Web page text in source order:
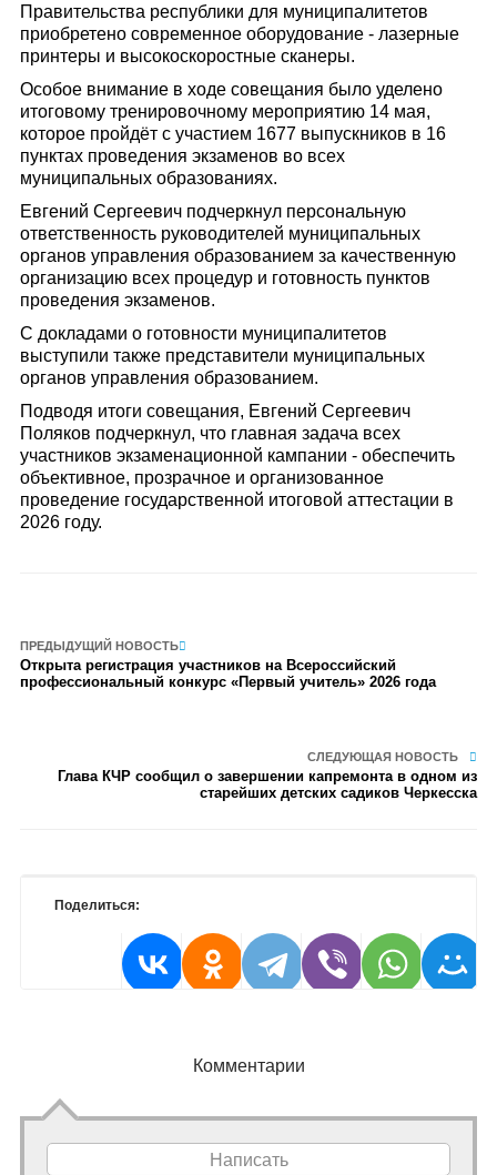
Правительства республики для муниципалитетов
приобретено современное оборудование - лазерные
принтеры и высокоскоростные сканеры.
Особое внимание в ходе совещания было уделено
итоговому тренировочному мероприятию 14 мая,
которое пройдёт с участием 1677 выпускников в 16
пунктах проведения экзаменов во всех
муниципальных образованиях.
Евгений Сергеевич подчеркнул персональную
ответственность руководителей муниципальных
органов управления образованием за качественную
организацию всех процедур и готовность пунктов
проведения экзаменов.
С докладами о готовности муниципалитетов
выступили также представители муниципальных
органов управления образованием.
Подводя итоги совещания, Евгений Сергеевич
Поляков подчеркнул, что главная задача всех
участников экзаменационной кампании - обеспечить
объективное, прозрачное и организованное
проведение государственной итоговой аттестации в
2026 году.
ПРЕДЫДУЩИЙ НОВОСТЬ
Открыта регистрация участников на Всероссийский
профессиональный конкурс «Первый учитель» 2026 года
СЛЕДУЮЩАЯ НОВОСТЬ
Глава КЧР сообщил о завершении капремонта в одном из
старейших детских садиков Черкесска
Поделиться:
Комментарии
Написать